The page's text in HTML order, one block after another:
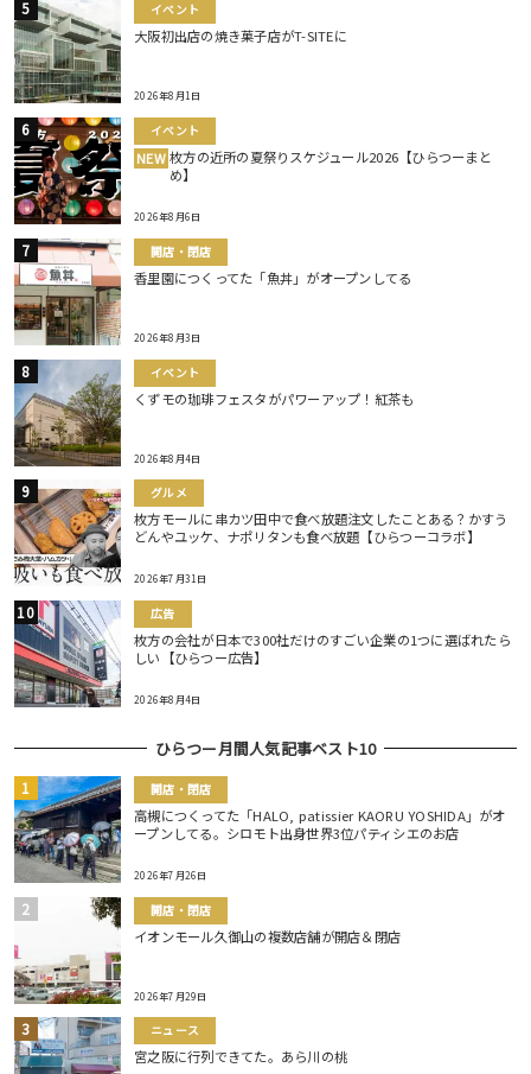
イベント
大阪初出店の焼き菓子店がT-SITEに
2026年8月1日
イベント
NEW 枚方の近所の夏祭りスケジュール2026【ひらつーまと
め】
2026年8月6日
開店・閉店
香里園につくってた「魚丼」がオープンしてる
2026年8月3日
イベント
くずモの珈琲フェスタがパワーアップ！紅茶も
2026年8月4日
グルメ
枚方モールに串カツ田中で食べ放題注文したことある？かすう
どんやユッケ、ナポリタンも食べ放題【ひらつーコラボ】
2026年7月31日
広告
枚方の会社が日本で300社だけのすごい企業の1つに選ばれたら
しい【ひらつー広告】
2026年8月4日
ひらつー月間人気記事ベスト10
開店・閉店
高槻につくってた「HALO, patissier KAORU YOSHIDA」がオ
ープンしてる。シロモト出身世界3位パティシエのお店
2026年7月26日
開店・閉店
イオンモール久御山の複数店舗が開店＆閉店
2026年7月29日
ニュース
宮之阪に行列できてた。あら川の桃